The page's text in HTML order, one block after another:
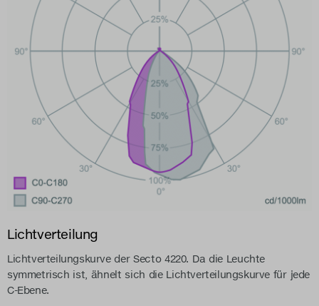
Lichtverteilung
Lichtverteilungskurve der Secto 4220. Da die Leuchte
symmetrisch ist, ähnelt sich die Lichtverteilungskurve für jede
C-Ebene.